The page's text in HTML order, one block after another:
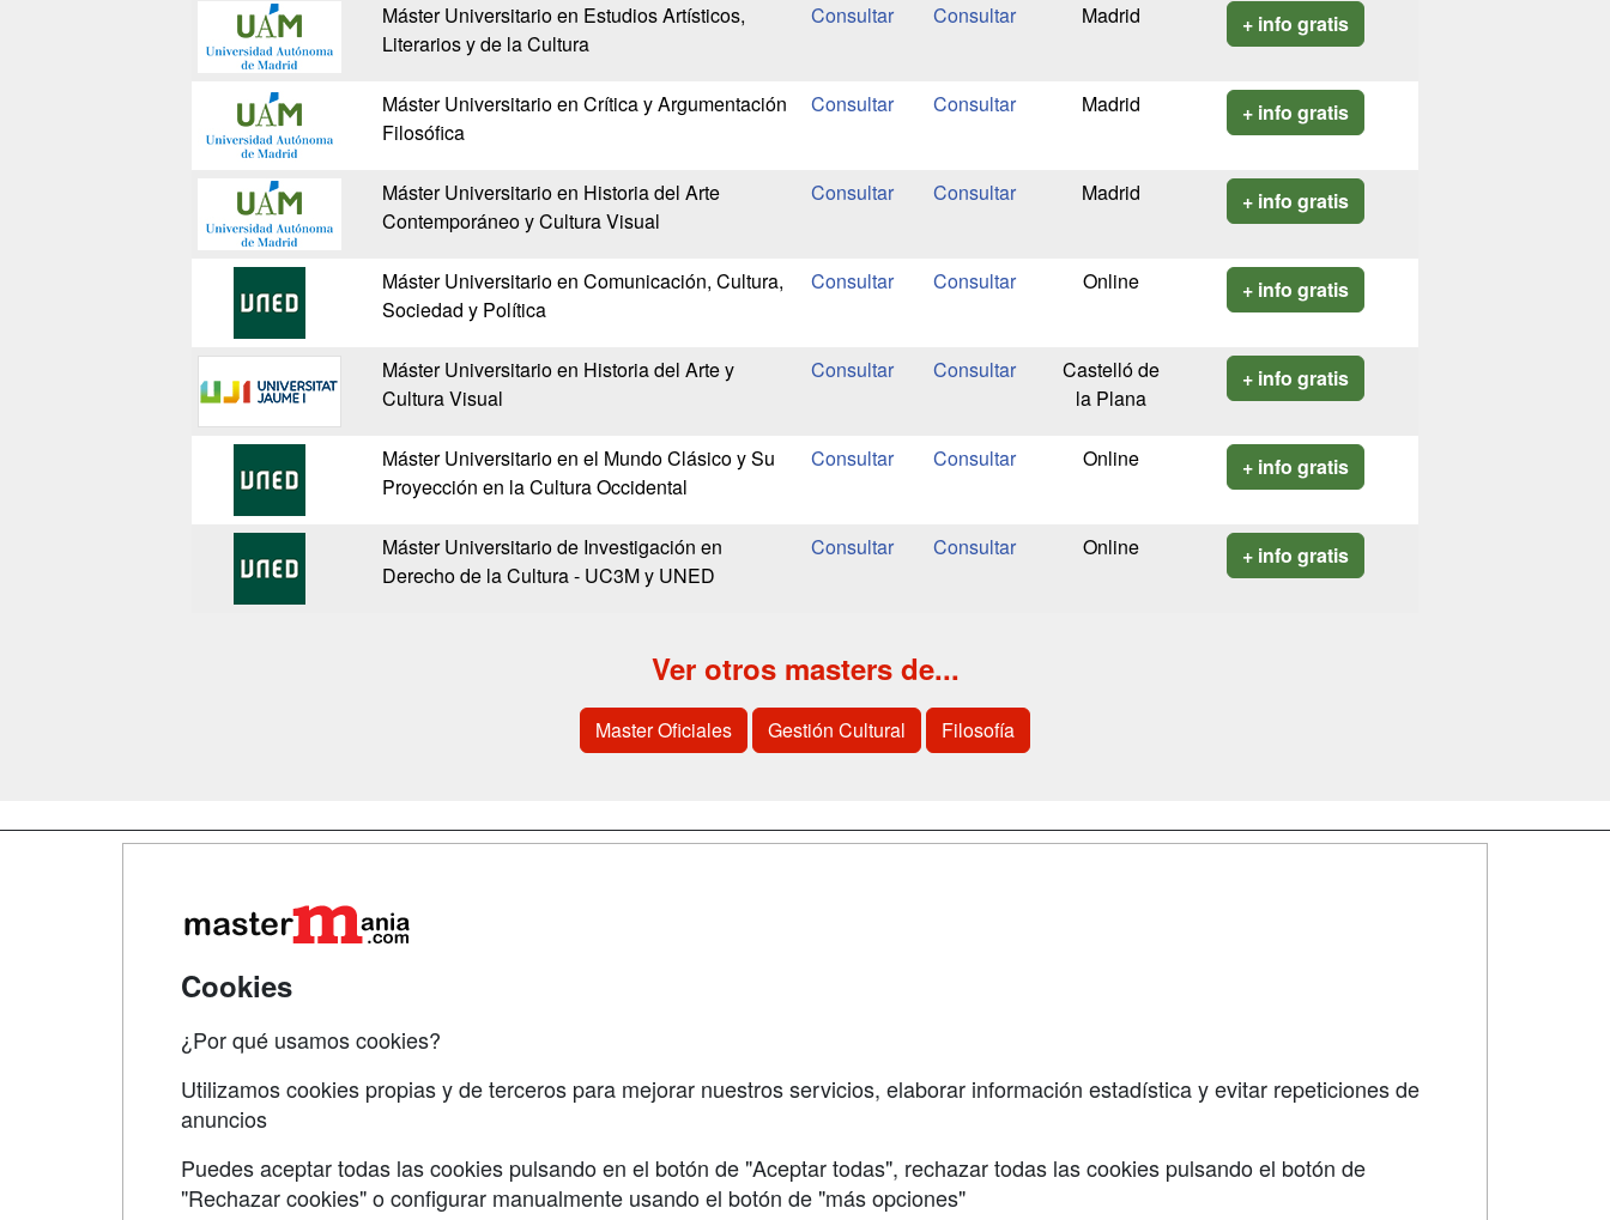
Máster Universitario en Estudios Artísticos,
Literarios y de la Cultura
Madrid + info gratis
Máster Universitario en Crítica y Argumentación
Filosófica
Madrid + info gratis
Máster Universitario en Historia del Arte
Contemporáneo y Cultura Visual
Madrid + info gratis
Máster Universitario en Comunicación, Cultura,
Sociedad y Política
Online + info gratis
Máster Universitario en Historia del Arte y
Cultura Visual
Castelló de
la Plana
+ info gratis
Máster Universitario en el Mundo Clásico y Su
Proyección en la Cultura Occidental
Online + info gratis
Máster Universitario de Investigación en
Derecho de la Cultura - UC3M y UNED
Online + info gratis
Ver otros masters de...
Master Oficiales Gestión Cultural Filosofía
Grupo formazion:
Cookies
¿Por qué usamos cookies?
Utilizamos cookies propias y de terceros para mejorar nuestros servicios, elaborar información estadística y evitar repeticiones de
anuncios
Puedes aceptar todas las cookies pulsando en el botón de "Aceptar todas", rechazar todas las cookies pulsando el botón de
"Rechazar cookies" o configurar manualmente usando el botón de "más opciones"